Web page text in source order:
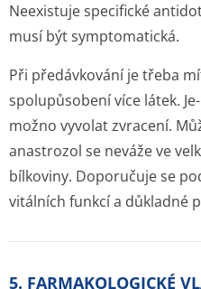
Neexistuje specifické
musí být symptomatická.
Při předávkování je třeba
spolupůsobení více látek.
možno vyvolat zvracení.
anastrozol se neváže ve
bílkoviny. Doporučuje se
vitálních funkcí a důkladné
5. FARMAKOLOGICKÉ